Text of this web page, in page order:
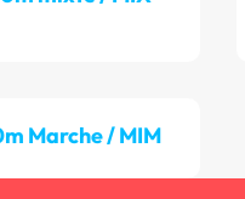
Marche / MIM